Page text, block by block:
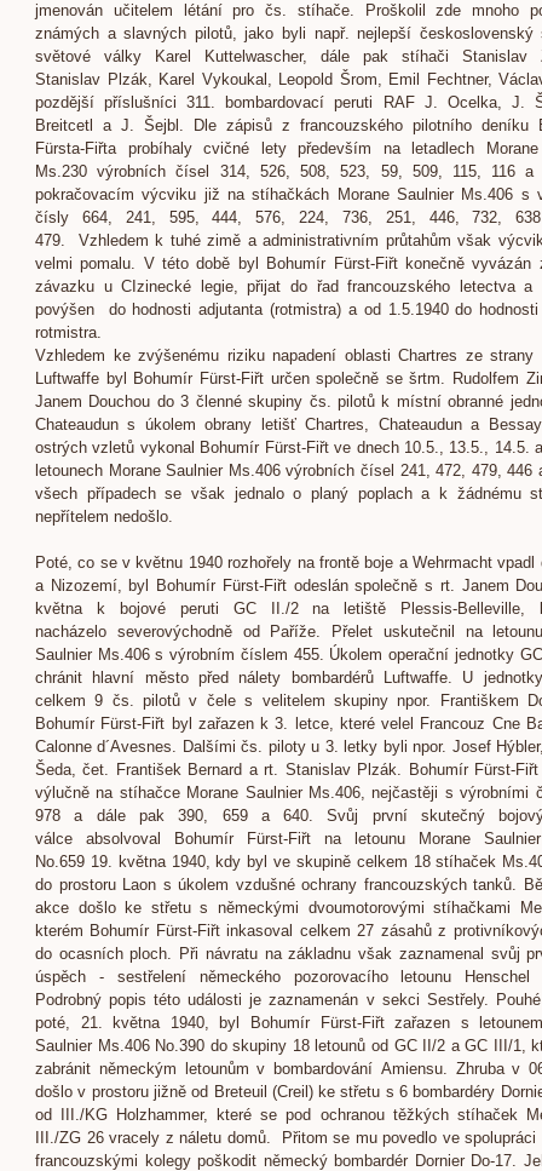
jmenován učitelem létání pro čs. stíhače. Proškolil zde mnoho
známých a slavných pilotů, jako byli např. nejlepší československý
světové války Karel Kuttelwascher, dále pak stíhači Stanislav
Stanislav Plzák, Karel Vykoukal, Leopold Šrom, Emil Fechtner,
pozdější příslušníci 311. bombardovací peruti RAF J. Ocelka, J.
Breitcetl a J. Šejbl. Dle zápisů z francouzského pilotního deníku
Fürsta-Fiřta probíhaly cvičné lety především na letadlech Morane
Ms.230 výrobních čísel 314, 526, 508, 523, 59, 509, 115, 116
pokračovacím výcviku již na stíhačkách Morane Saulnier Ms.406 s
čísly 664, 241, 595, 444, 576, 224, 736, 251, 446, 732,
479. Vzhledem k tuhé zimě a administrativním průtahům však
velmi pomalu. V této době byl Bohumír Fürst-Fiřt konečně vyvázán
závazku u CIzinecké legie, přijat do řad francouzského letectva a
povýšen do hodnosti adjutanta (rotmistra) a od 1.5.1940 do
rotmistra.
Vzhledem ke zvýšenému riziku napadení oblasti Chartres ze strany
Luftwaffe byl Bohumír Fürst-Fiřt určen společně se šrtm. Rudolfem
Janem Douchou do 3 členné skupiny čs. pilotů k místní obranné
Chateaudun s úkolem obrany letišť Chartres, Chateaudun a
ostrých vzletů vykonal Bohumír Fürst-Fiřt ve dnech 10.5., 13.5., 14.5.
letounech Morane Saulnier Ms.406 výrobních čísel 241, 472, 479, 446
všech případech se však jednalo o planý poplach a k žádnému
nepřítelem nedošlo.
Poté, co se v květnu 1940 rozhořely na frontě boje a Wehrmacht vpadl
a Nizozemí, byl Bohumír Fürst-Fiřt odeslán společně s rt. Janem
května k bojové peruti GC II./2 na letiště Plessis-Belleville,
nacházelo severovýchodně od Paříže. Přelet uskutečnil na
Saulnier Ms.406 s výrobním číslem 455. Úkolem operační jednotky
chránit hlavní město před nálety bombardérů Luftwaffe. U
celkem 9 čs. pilotů v čele s velitelem skupiny npor. Františkem
Bohumír Fürst-Fiřt byl zařazen k 3. letce, které velel Francouz Cne
Calonne d´Avesnes. Dalšími čs. piloty u 3. letky byli npor. Josef
Šeda, čet. František Bernard a rt. Stanislav Plzák. Bohumír Fürst-
výlučně na stíhačce Morane Saulnier Ms.406, nejčastěji s výrobními
978 a dále pak 390, 659 a 640. Svůj první skutečný
válce absolvoval Bohumír Fürst-Fiřt na letounu Morane
No.659 19. května 1940, kdy byl ve skupině celkem 18 stíhaček
do prostoru Laon s úkolem vzdušné ochrany francouzských tanků.
akce došlo ke střetu s německými dvoumotorovými stíhačkami
kterém Bohumír Fürst-Fiřt inkasoval celkem 27 zásahů z
do ocasních ploch. Při návratu na základnu však zaznamenal svůj
úspěch - sestřelení německého pozorovacího letounu
Podrobný popis této události je zaznamenán v sekci Sestřely.
poté, 21. května 1940, byl Bohumír Fürst-Fiřt zařazen s
Saulnier Ms.406 No.390 do skupiny 18 letounů od GC II/2 a GC III/1,
zabránit německým letounům v bombardování Amiensu. Zhruba v
došlo v prostoru jižně od Breteuil (Creil) ke střetu s 6 bombardéry
od III./KG Holzhammer, které se pod ochranou těžkých stíhaček
III./ZG 26 vracely z náletu domů. Přitom se mu povedlo ve
francouzskými kolegy poškodit německý bombardér Dornier Do-17.